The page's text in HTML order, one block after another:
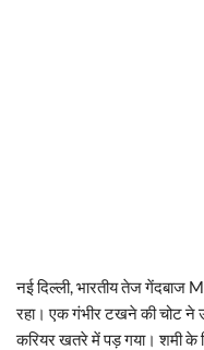
नई दिल्ली, भारतीय तेज
रहा। एक गंभीर टखने की चोट
करियर खतरे में पड़ गया। शमी के